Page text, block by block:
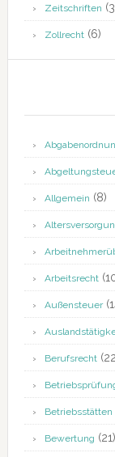
Zeitschriften
Zollrecht(6)
Allgemein (8)
Arbeitsrecht
Außensteuer
Berufsrecht
Betriebsstätten
Bewertung (21)